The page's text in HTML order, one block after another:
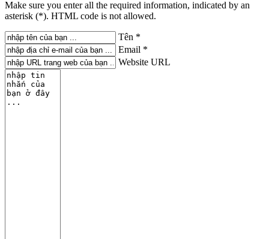
Make sure you enter all the required information, indicated by an
asterisk (*). HTML code is not allowed.
Tên *
Email *
Website URL